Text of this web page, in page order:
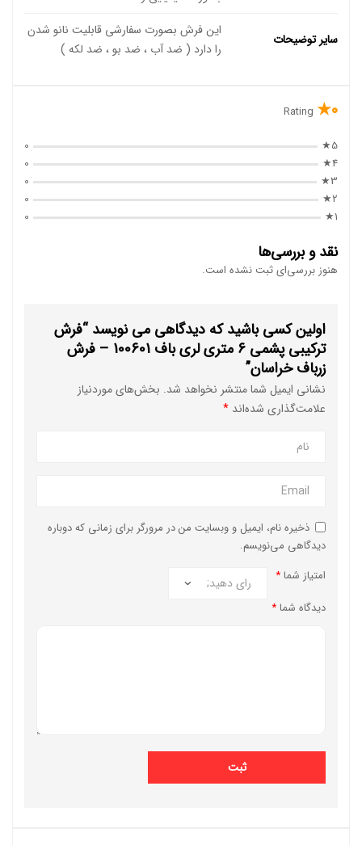
سایر توضیحات
این فرش بصورت سفارشی قابلیت نانو شدن
را دارد ( ضد آب ، ضد بو ، ضد لکه )
0★
Rating
5★
0
4★
0
3★
0
2★
0
1★
0
نقد و بررسی‌ها
هنوز بررسی‌ای ثبت نشده است.
اولین کسی باشید که دیدگاهی می نویسد “فرش
ترکیبی پشمی 6 متری لری باف 100601 – فرش
زرباف خراسان”
نشانی ایمیل شما منتشر نخواهد شد. بخش‌های موردنیاز
علامت‌گذاری شده‌اند *
ذخیره نام، ایمیل و وبسایت من در مرورگر برای زمانی که دوباره
دیدگاهی می‌نویسم.
امتیاز شما*
دیدگاه شما*